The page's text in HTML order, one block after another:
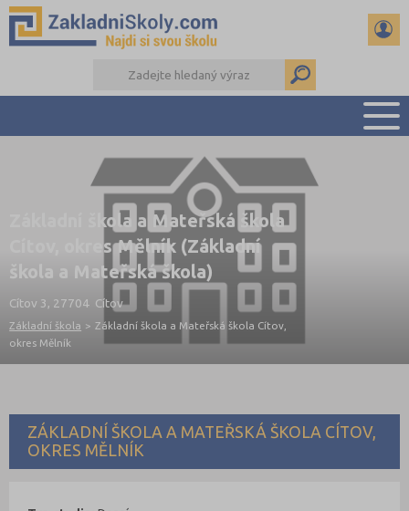
PŘEHLED ŠKOL
PŘIJÍMAČKY NA SŠ
RADY A ČLÁNKY
ČTENÁŘSKÝ DENÍK
DALŠÍ DRUHY ŠKOL
Základní škola a Mateřská škola
Cítov, okres Mělník (Základní
škola a Mateřská škola)
Cítov 3, 27704 Cítov
Základní škola > Základní škola a Mateřská škola Cítov,
okres Mělník
ZÁKLADNÍ ŠKOLA A MATEŘSKÁ ŠKOLA CÍTOV,
OKRES MĚLNÍK